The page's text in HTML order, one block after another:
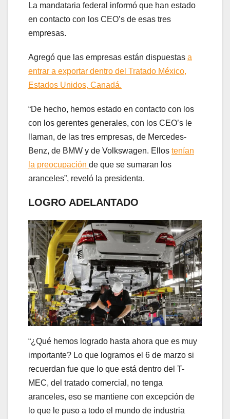
La mandataria federal informó que han estado
en contacto con los CEO’s de esas tres
empresas.
Agregó que las empresas están dispuestas a
entrar a exportar dentro del Tratado México,
Estados Unidos, Canadá.
“De hecho, hemos estado en contacto con los
con los gerentes generales, con los CEO’s le
llaman, de las tres empresas, de Mercedes-
Benz, de BMW y de Volkswagen. Ellos tenían
la preocupación de que se sumaran los
aranceles”, reveló la presidenta.
LOGRO ADELANTADO
“¿Qué hemos logrado hasta ahora que es muy
importante? Lo que logramos el 6 de marzo si
recuerdan fue que lo que está dentro del T-
MEC, del tratado comercial, no tenga
aranceles, eso se mantiene con excepción de
lo que le puso a todo el mundo de industria